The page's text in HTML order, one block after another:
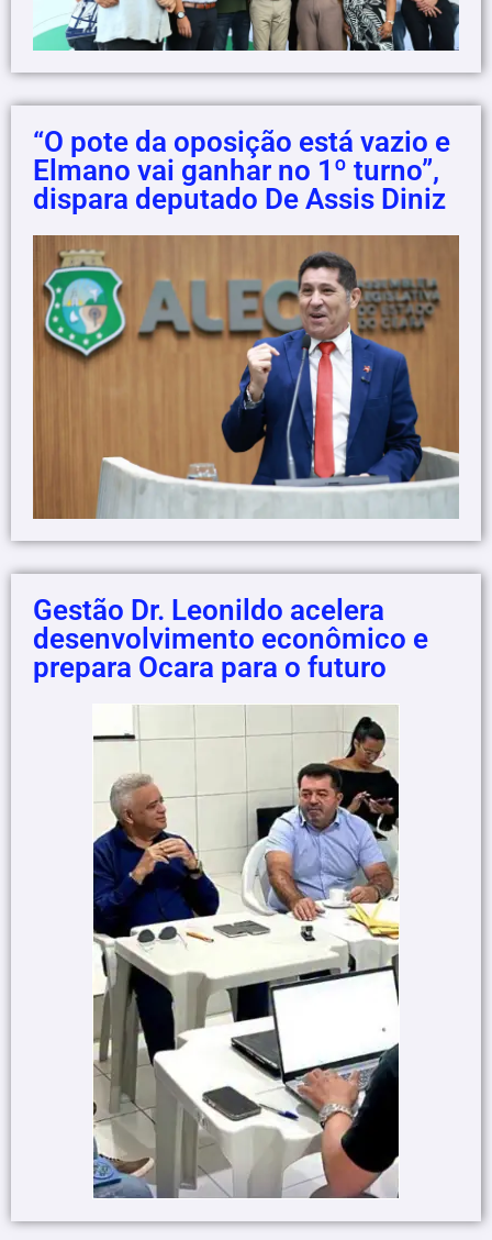
“O pote da oposição está vazio e
Elmano vai ganhar no 1º turno”,
dispara deputado De Assis Diniz
Gestão Dr. Leonildo acelera
desenvolvimento econômico e
prepara Ocara para o futuro